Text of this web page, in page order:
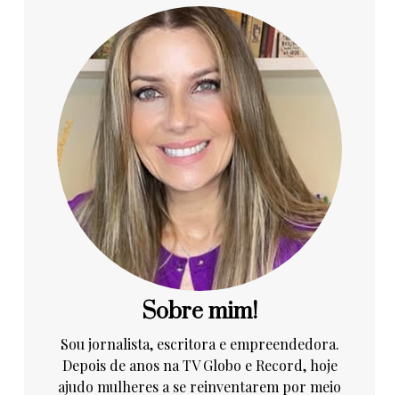
Sobre mim!
Sou jornalista, escritora e empreendedora.
Depois de anos na TV Globo e Record, hoje
ajudo mulheres a se reinventarem por meio